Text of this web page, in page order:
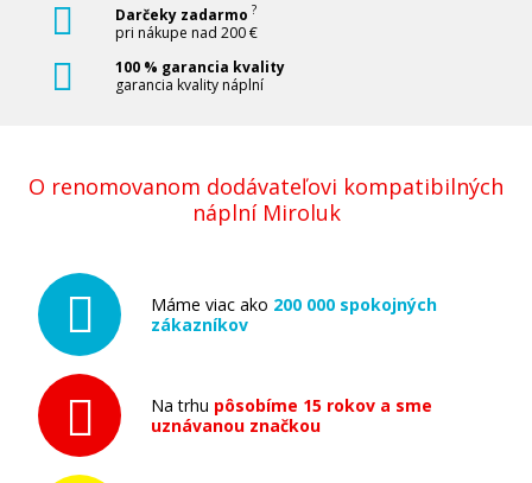
Darčeky zadarmo ?
pri nákupe nad 200 €
100 % garancia kvality
garancia kvality náplní
O renomovanom dodávateľovi kompatibilných
náplní Miroluk
Máme viac ako 200 000 spokojných
zákazníkov
Na trhu pôsobíme 15 rokov a sme
uznávanou značkou